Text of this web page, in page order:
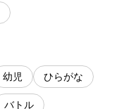
幼児 ひらがな
バトル